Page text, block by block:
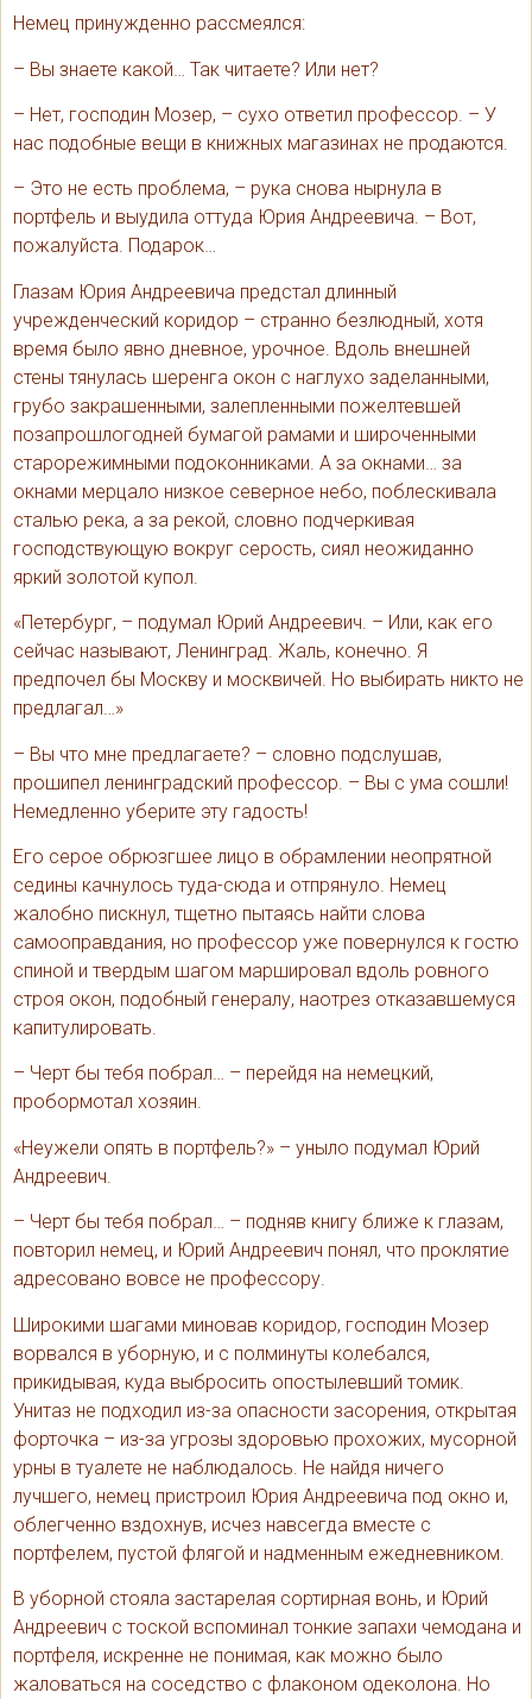
Немец принужденно рассмеялся:
– Вы знаете какой… Так читаете? Или нет?
– Нет, господин Мозер, – сухо ответил профессор. – У
нас подобные вещи в книжных магазинах не продаются.
– Это не есть проблема, – рука снова нырнула в
портфель и выудила оттуда Юрия Андреевича. – Вот,
пожалуйста. Подарок…
Глазам Юрия Андреевича предстал длинный
учрежденческий коридор – странно безлюдный, хотя
время было явно дневное, урочное. Вдоль внешней
стены тянулась шеренга окон с наглухо заделанными,
грубо закрашенными, залепленными пожелтевшей
позапрошлогодней бумагой рамами и широченными
старорежимными подоконниками. А за окнами… за
окнами мерцало низкое северное небо, поблескивала
сталью река, а за рекой, словно подчеркивая
господствующую вокруг серость, сиял неожиданно
яркий золотой купол.
«Петербург, – подумал Юрий Андреевич. – Или, как его
сейчас называют, Ленинград. Жаль, конечно. Я
предпочел бы Москву и москвичей. Но выбирать никто не
предлагал…»
– Вы что мне предлагаете? – словно подслушав,
прошипел ленинградский профессор. – Вы с ума сошли!
Немедленно уберите эту гадость!
Его серое обрюзгшее лицо в обрамлении неопрятной
седины качнулось туда-сюда и отпрянуло. Немец
жалобно пискнул, тщетно пытаясь найти слова
самооправдания, но профессор уже повернулся к гостю
спиной и твердым шагом маршировал вдоль ровного
строя окон, подобный генералу, наотрез отказавшемуся
капитулировать.
– Черт бы тебя побрал… – перейдя на немецкий,
пробормотал хозяин.
«Неужели опять в портфель?» – уныло подумал Юрий
Андреевич.
– Черт бы тебя побрал… – подняв книгу ближе к глазам,
повторил немец, и Юрий Андреевич понял, что проклятие
адресовано вовсе не профессору.
Широкими шагами миновав коридор, господин Мозер
ворвался в уборную, и с полминуты колебался,
прикидывая, куда выбросить опостылевший томик.
Унитаз не подходил из-за опасности засорения, открытая
форточка – из-за угрозы здоровью прохожих, мусорной
урны в туалете не наблюдалось. Не найдя ничего
лучшего, немец пристроил Юрия Андреевича под окно и,
облегченно вздохнув, исчез навсегда вместе с
портфелем, пустой флягой и надменным ежедневником.
В уборной стояла застарелая сортирная вонь, и Юрий
Андреевич с тоской вспоминал тонкие запахи чемодана и
портфеля, искренне не понимая, как можно было
жаловаться на соседство с флаконом одеколона. Но